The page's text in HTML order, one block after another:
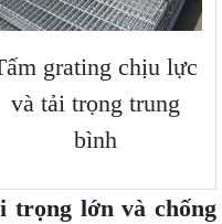
grating chịu lực
và tải trọng trung
bình
trọng lớn và chống